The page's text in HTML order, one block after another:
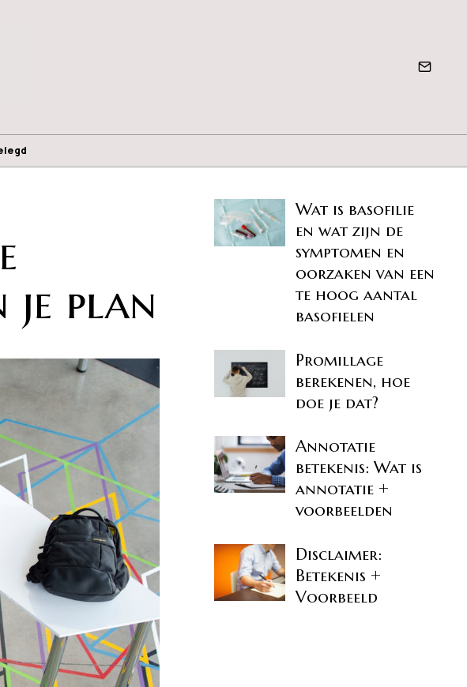
plan
Wat is basofilie
en wat zijn de
symptomen en
oorzaken van een
te hoog aantal
basofielen
Promillage
berekenen, hoe
doe je dat?
Annotatie
betekenis: Wat is
annotatie +
voorbeelden
Disclaimer:
Betekenis +
Voorbeeld